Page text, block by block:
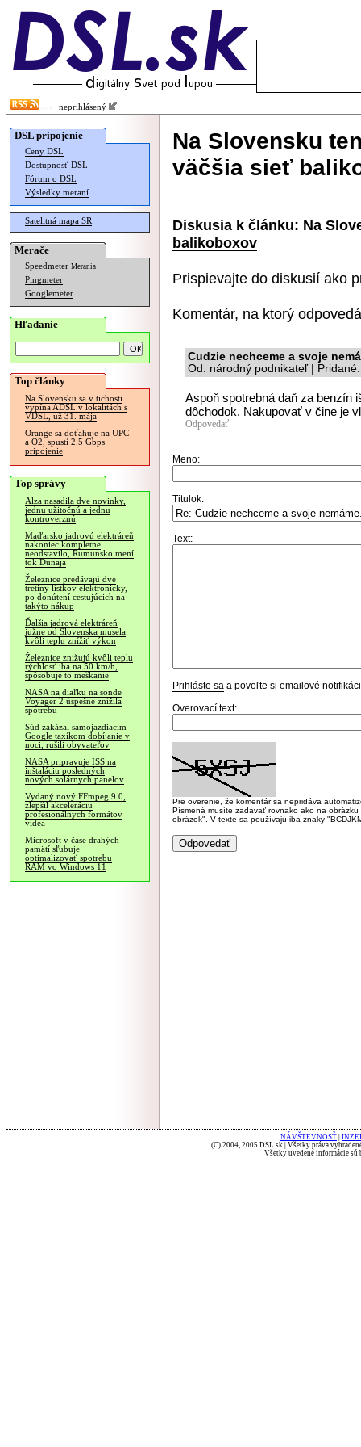
neprihlásený
DSL pripojenie
Ceny DSL
Dostupnosť DSL
Fórum o DSL
Výsledky meraní
Satelitná mapa SR
Merače
Speedmeter Merania
Pingmeter
Googlemeter
Hľadanie
Top články
Na Slovensku sa v tichosti
vypína ADSL v lokalitách s
VDSL, už 31. mája
Orange sa doťahuje na UPC
a O2, spustí 2.5 Gbps
pripojenie
Top správy
Alza nasadila dve novinky,
jednu užitočnú a jednu
kontroverznú
Maďarsko jadrovú elektráreň
nakoniec kompletne
neodstavilo, Rumunsko mení
tok Dunaja
Železnice predávajú dve
tretiny lístkov elektronicky,
po donútení cestujúcich na
takýto nákup
Ďalšia jadrová elektráreň
južne od Slovenska musela
kvôli teplu znížiť výkon
Železnice znižujú kvôli teplu
rýchlosť iba na 50 km/h,
spôsobuje to meškanie
NASA na diaľku na sonde
Voyager 2 úspešne znížila
spotrebu
Súd zakázal samojazdiacim
Google taxíkom dobíjanie v
noci, rušili obyvateľov
NASA pripravuje ISS na
inštaláciu posledných
nových solárnych panelov
Vydaný nový FFmpeg 9.0,
zlepšil akceleráciu
profesionálnych formátov
videa
Microsoft v čase drahých
pamätí sľubuje
optimalizovať spotrebu
RAM vo Windows 11
Na Slovensku
väčšia sieť
Diskusia k článku: Na
balikoboxov
Prispievajte do diskusií ako
Komentár, na ktorý
Cudzie nechceme a svoje
Od: národný podnikateľ |
Aspoň spotrebná daň za benzín
dôchodok. Nakupovať v čine je
Odpovedať
Meno:
Titulok:
Text:
Prihláste sa a povoľte si emailové
Overovací text:
Pre overenie, že komentár sa nepridáva
Písmená musíte zadávať rovnako ako na
obrázok". V texte sa používajú iba znaky
NÁVŠTEVNOSŤ
(C) 2004, 2005 DSL.sk | Všetky práva
Všetky uvedené informácie sú